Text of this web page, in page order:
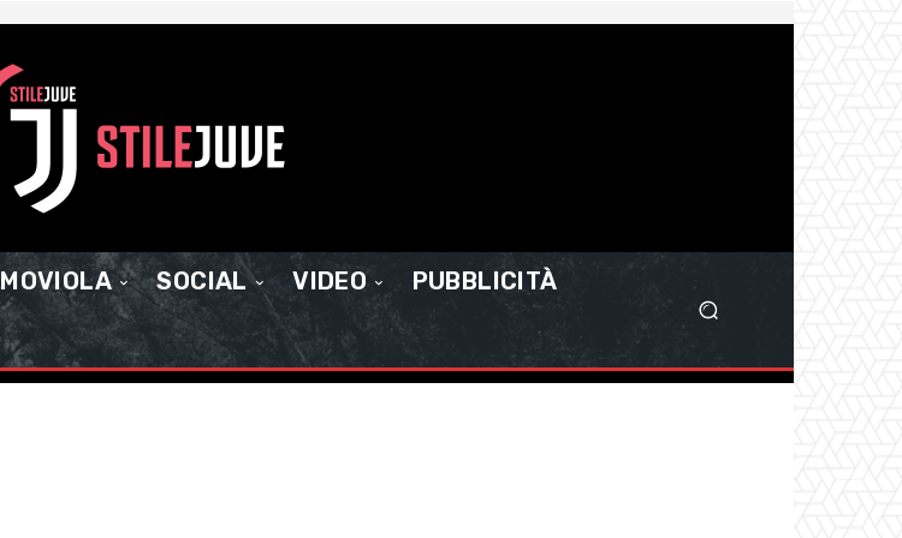
MOVIOLA SOCIAL VIDEO
PUBBLICITÀ